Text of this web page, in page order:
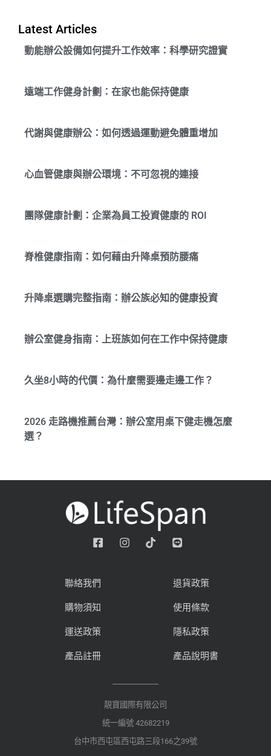
Latest Articles
動能辦公設備如何提升工作效率：科學研究證實
遠端工作健身計劃：在家也能保持健康
代謝與健康辦公：如何透過運動避免體重增加
心血管健康與辦公環境：不可忽視的連接
團隊健康計劃：企業為員工投資健康的 ROI
脊椎健康指南：如何藉由升降桌預防腰痛
升降桌選購完整指南：辦公族必知的健康投資
辦公室健身指南：上班族如何在工作中保持健康
久坐8小時的代價：為什麼需要邊走邊工作？
2026 走路機推薦台灣：辦公室用桌下健走機怎麼
選？
聯絡我們
購物須知
運送政策
產品註冊
退貨政策
使用條款
隱私政策
產品說明書
靚寶國際有限公司
統一編號 42682219
台中市西屯區西屯路三段166之39號